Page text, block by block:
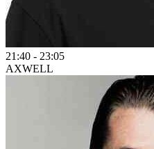
21:40 - 23:05
AXWELL